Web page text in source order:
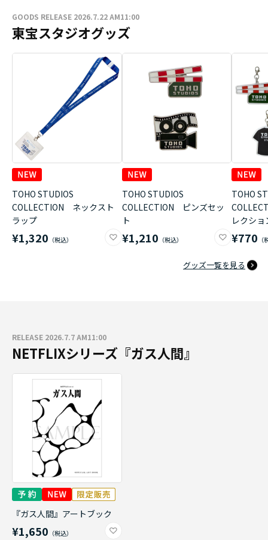
GOODS RELEASE 2026.7.22 AM11:00
東宝スタジオグッズ
TOHO STUDIOS
COLLECTION ネックスト
ラップ
¥1,320
TOHO STUDIOS
COLLECTION ピンズセッ
ト
¥1,210
TOHO
レクシ
¥770
グッズ一覧を見る
RELEASE 2026.7.7 AM11:00
NETFLIXシリーズ『ガス人間』
『ガス人間』アートブック
¥1,650